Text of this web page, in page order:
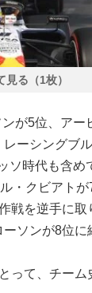
見る（1枚）
が5位、アー
ーシングブ
ソ時代も含
・クビアト
戦を逆手に
ソンが8位に
って、チーム